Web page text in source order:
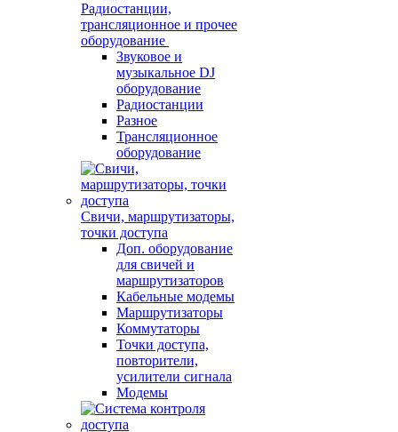
Радиостанции,
трансляционное и прочее
оборудование
Звуковое и
музыкальное DJ
оборудование
Радиостанции
Разное
Трансляционное
оборудование
Свичи, маршрутизаторы,
точки доступа
Доп. оборудование
для свичей и
маршрутизаторов
Кабельные модемы
Маршрутизаторы
Коммутаторы
Точки доступа,
повторители,
усилители сигнала
Модемы